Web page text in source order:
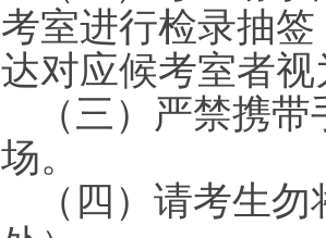
考室进行检录抽
达对应候考室者
（三）严禁携
场。
（四）请考生